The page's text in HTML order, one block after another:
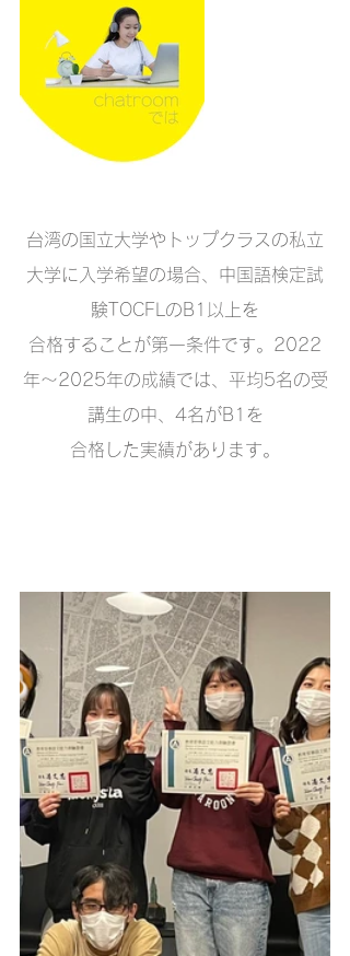
台湾の国立大学やトップクラスの私立
大学に入学希望の場合、中国語検定試
験TOCFLのB1以上を
合格することが第一条件です。2022
年〜2025年の成績では、平均5名の受
講生の中、4名がB1を
合格した実績があります。